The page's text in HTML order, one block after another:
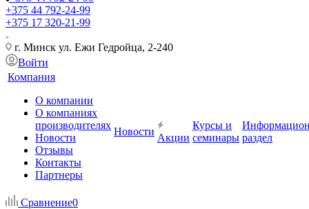
+375 44 792-24-99
+375 17 320-21-99
г. Минск ул. Ежи Гедройца, 2-240
Войти
Компания
О компании
О компаниях
производителях
Новости
Отзывы
Контакты
Партнеры
Новости
Акции
Курсы и
семинары раздел
Сравнение0